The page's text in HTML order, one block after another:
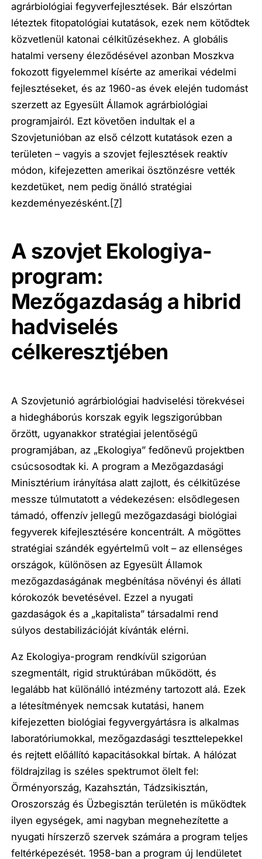
agrárbiológiai fegyverfejlesztések. Bár elszórtan
léteztek fitopatológiai kutatások, ezek nem kötődtek
közvetlenül katonai célkitűzésekhez. A globális
hatalmi verseny éleződésével azonban Moszkva
fokozott figyelemmel kísérte az amerikai védelmi
fejlesztéseket, és az 1960-as évek elején tudomást
szerzett az Egyesült Államok agrárbiológiai
programjairól. Ezt követően indultak el a
Szovjetunióban az első célzott kutatások ezen a
területen – vagyis a szovjet fejlesztések reaktív
módon, kifejezetten amerikai ösztönzésre vették
kezdetüket, nem pedig önálló stratégiai
kezdeményezésként. [7]
A szovjet Ekologiya-
program:
Mezőgazdaság a hibrid
hadviselés
célkeresztjében
A Szovjetunió agrárbiológiai hadviselési törekvései
a hidegháborús korszak egyik legszigorúbban
őrzött, ugyanakkor stratégiai jelentőségű
programjában, az „Ekologiya” fedőnevű projektben
csúcsosodtak ki. A program a Mezőgazdasági
Minisztérium irányítása alatt zajlott, és célkitűzése
messze túlmutatott a védekezésen: elsődlegesen
támadó, offenzív jellegű mezőgazdasági biológiai
fegyverek kifejlesztésére koncentrált. A mögöttes
stratégiai szándék egyértelmű volt – az ellenséges
országok, különösen az Egyesült Államok
mezőgazdaságának megbénítása növényi és állati
kórokozók bevetésével. Ezzel a nyugati
gazdaságok és a „kapitalista” társadalmi rend
súlyos destabilizációját kívánták elérni.
Az Ekologiya-program rendkívül szigorúan
szegmentált, rigid struktúrában működött, és
legalább hat különálló intézmény tartozott alá. Ezek
a létesítmények nemcsak kutatási, hanem
kifejezetten biológiai fegyvergyártásra is alkalmas
laboratóriumokkal, mezőgazdasági teszttelepekkel
és rejtett előállító kapacitásokkal bírtak. A hálózat
földrajzilag is széles spektrumot ölelt fel:
Örményország, Kazahsztán, Tádzsikisztán,
Oroszország és Üzbegisztán területén is működtek
ilyen egységek, ami nagyban megnehezítette a
nyugati hírszerző szervek számára a program teljes
feltérképezését. 1958-ban a program új lendületet